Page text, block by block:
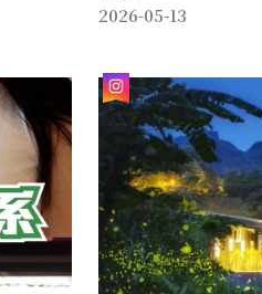
2026-05-13